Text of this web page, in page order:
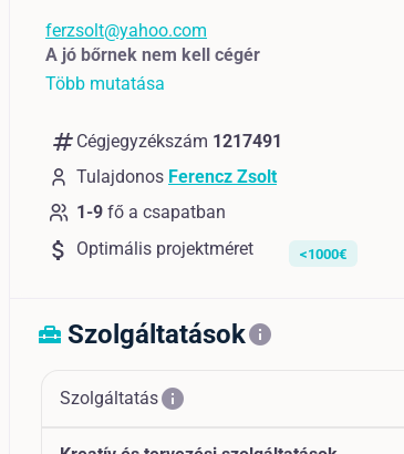
ferzsolt@yahoo.com
A jó bőrnek nem kell cégér
Több mutatása
numbers Cégjegyzékszám 1217491
Tulajdonos Ferencz Zsolt
1-9 fő a csapatban
attach_money Optimális projektméret <1000€
home_repair_service Szolgáltatásokinfo
Szolgáltatásinfo